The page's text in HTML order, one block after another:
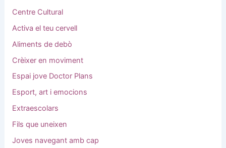
Centre Cultural
Activa el teu cervell
Aliments de debò
Crèixer en moviment
Espai jove Doctor Plans
Esport, art i emocions
Extraescolars
Fils que uneixen
Joves navegant amb cap